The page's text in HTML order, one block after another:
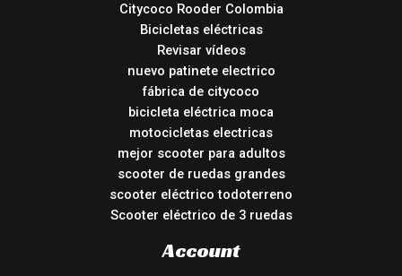
Citycoco Rooder Colombia
Bicicletas eléctricas
Revisar vídeos
nuevo patinete electrico
fábrica de citycoco
bicicleta eléctrica moca
motocicletas electricas
mejor scooter para adultos
scooter de ruedas grandes
scooter eléctrico todoterreno
Scooter eléctrico de 3 ruedas
Account